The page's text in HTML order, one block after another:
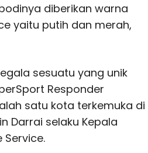
diberikan warna
yaitu putih dan merah,
sesuatu yang unik
Responder
satu kota terkemuka di
Darrai selaku Kepala